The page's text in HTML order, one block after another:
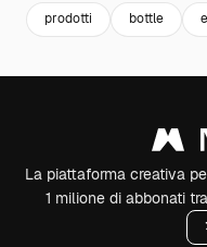
prodotti bottle
La piattaforma creativa
1 milione di abbonati